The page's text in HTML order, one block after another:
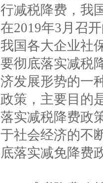
行减税降费，我
在2019年3月召
我国各大企业社
要彻底落实减税
济发展形势的一
政策，主要目的
落实减税降费政
于社会经济的不
底落实减免降费